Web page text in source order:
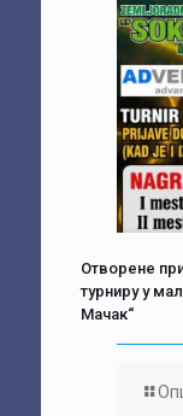
Отворене
турниру у
Мачак“